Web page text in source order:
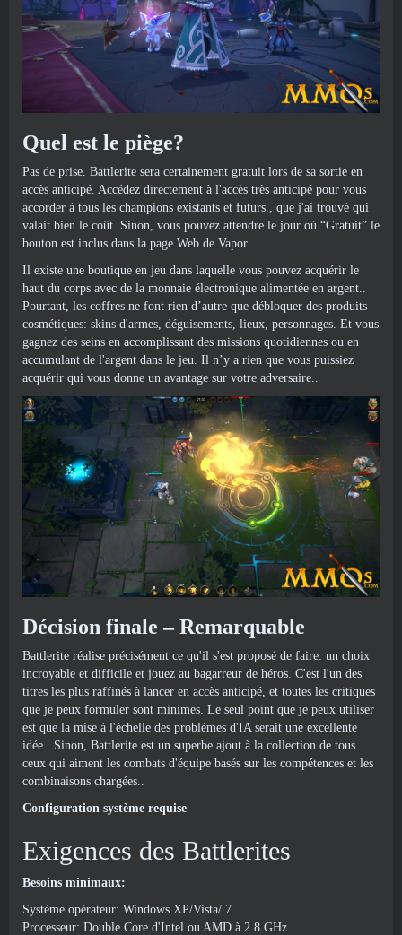
Quel est le piège?
Pas de prise. Battlerite sera certainement gratuit lors de sa sortie en
accès anticipé. Accédez directement à l'accès très anticipé pour vous
accorder à tous les champions existants et futurs., que j'ai trouvé qui
valait bien le coût. Sinon, vous pouvez attendre le jour où “Gratuit” le
bouton est inclus dans la page Web de Vapor.
Il existe une boutique en jeu dans laquelle vous pouvez acquérir le
haut du corps avec de la monnaie électronique alimentée en argent..
Pourtant, les coffres ne font rien d’autre que débloquer des produits
cosmétiques: skins d'armes, déguisements, lieux, personnages. Et vous
gagnez des seins en accomplissant des missions quotidiennes ou en
accumulant de l'argent dans le jeu. Il n’y a rien que vous puissiez
acquérir qui vous donne un avantage sur votre adversaire..
Décision finale – Remarquable
Battlerite réalise précisément ce qu'il s'est proposé de faire: un choix
incroyable et difficile et jouez au bagarreur de héros. C'est l'un des
titres les plus raffinés à lancer en accès anticipé, et toutes les critiques
que je peux formuler sont minimes. Le seul point que je peux utiliser
est que la mise à l'échelle des problèmes d'IA serait une excellente
idée.. Sinon, Battlerite est un superbe ajout à la collection de tous
ceux qui aiment les combats d'équipe basés sur les compétences et les
combinaisons chargées..
Configuration système requise
Exigences des Battlerites
Besoins minimaux:
Système opérateur: Windows XP/Vista/ 7
Processeur: Double Core d'Intel ou AMD à 2 8 GHz